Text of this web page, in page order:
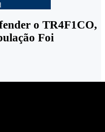
o TR4F1CO,
Foi